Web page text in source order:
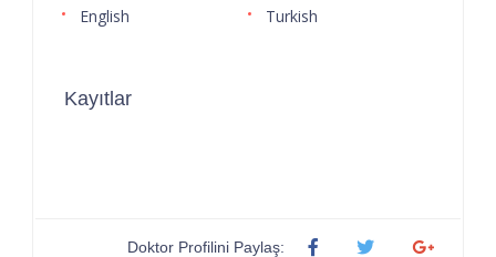
English Turkish
Kayıtlar
Doktor Profilini Paylaş: